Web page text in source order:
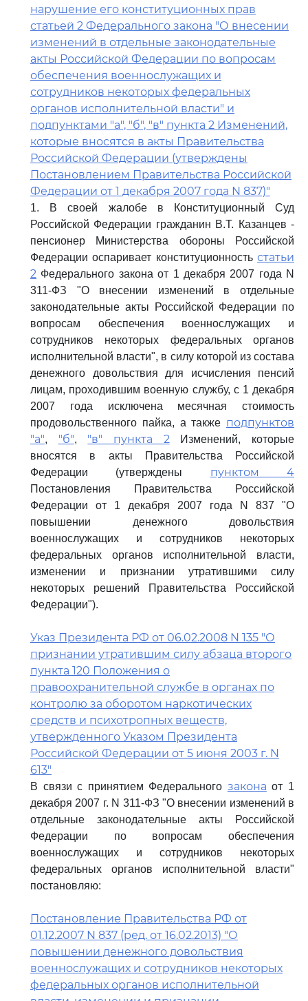
нарушение его конституционных прав
статьей 2 Федерального закона "О внесении
изменений в отдельные законодательные
акты Российской Федерации по вопросам
обеспечения военнослужащих и
сотрудников некоторых федеральных
органов исполнительной власти" и
подпунктами "а", "б", "в" пункта 2 Изменений,
которые вносятся в акты Правительства
Российской Федерации (утверждены
Постановлением Правительства Российской
Федерации от 1 декабря 2007 года N 837)"
1. В своей жалобе в Конституционный Суд
Российской Федерации гражданин В.Т. Казанцев -
пенсионер Министерства обороны Российской
Федерации оспаривает конституционность статьи
2 Федерального закона от 1 декабря 2007 года N
311-ФЗ "О внесении изменений в отдельные
законодательные акты Российской Федерации по
вопросам обеспечения военнослужащих и
сотрудников некоторых федеральных органов
исполнительной власти", в силу которой из состава
денежного довольствия для исчисления пенсий
лицам, проходившим военную службу, с 1 декабря
2007 года исключена месячная стоимость
продовольственного пайка, а также подпунктов
"а", "б", "в" пункта 2 Изменений, которые
вносятся в акты Правительства Российской
Федерации (утверждены пунктом 4
Постановления Правительства Российской
Федерации от 1 декабря 2007 года N 837 "О
повышении денежного довольствия
военнослужащих и сотрудников некоторых
федеральных органов исполнительной власти,
изменении и признании утратившими силу
некоторых решений Правительства Российской
Федерации").
Указ Президента РФ от 06.02.2008 N 135 "О
признании утратившим силу абзаца второго
пункта 120 Положения о
правоохранительной службе в органах по
контролю за оборотом наркотических
средств и психотропных веществ,
утвержденного Указом Президента
Российской Федерации от 5 июня 2003 г. N
613"
В связи с принятием Федерального закона от 1
декабря 2007 г. N 311-ФЗ "О внесении изменений в
отдельные законодательные акты Российской
Федерации по вопросам обеспечения
военнослужащих и сотрудников некоторых
федеральных органов исполнительной власти"
постановляю:
Постановление Правительства РФ от
01.12.2007 N 837 (ред. от 16.02.2013) "О
повышении денежного довольствия
военнослужащих и сотрудников некоторых
федеральных органов исполнительной